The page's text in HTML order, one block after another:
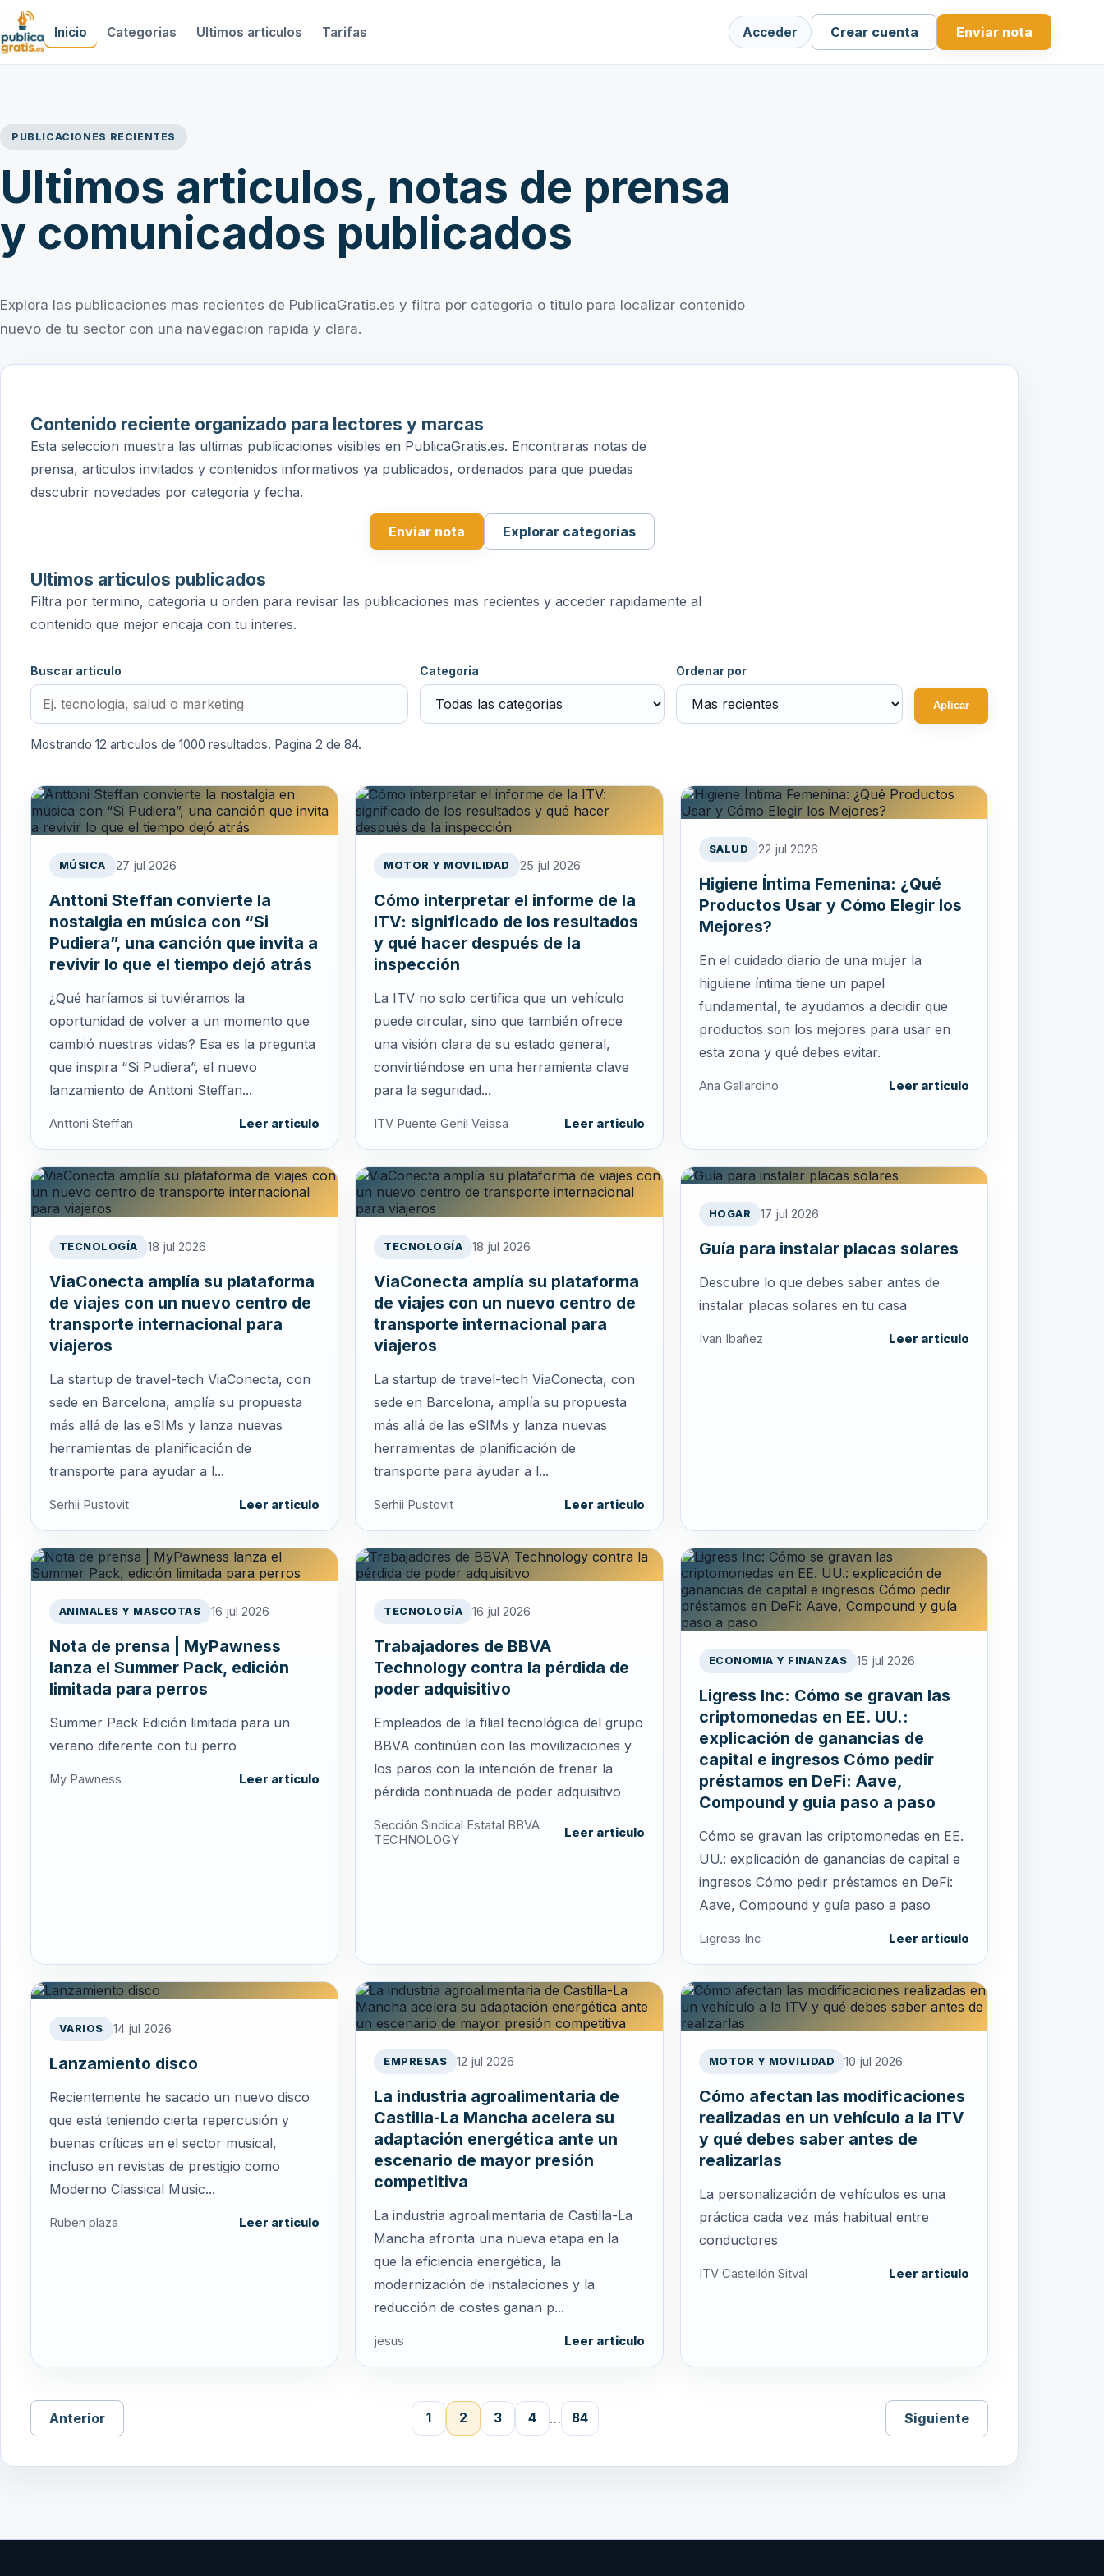
Inicio Categorias Ultimos articulos Tarifas Acceder Crear cuenta Enviar nota
PUBLICACIONES RECIENTES
Ultimos articulos, notas de prensa
y comunicados publicados
Explora las publicaciones mas recientes de PublicaGratis.es y filtra por categoria o titulo para localizar contenido
nuevo de tu sector con una navegacion rapida y clara.
Contenido reciente organizado para lectores y marcas
Esta seleccion muestra las ultimas publicaciones visibles en PublicaGratis.es. Encontraras notas de
prensa, articulos invitados y contenidos informativos ya publicados, ordenados para que puedas
descubrir novedades por categoria y fecha.
Enviar nota Explorar categorias
Ultimos articulos publicados
Filtra por termino, categoria u orden para revisar las publicaciones mas recientes y acceder rapidamente al
contenido que mejor encaja con tu interes.
Buscar articulo Categoria Ordenar por
Aplicar
Mostrando 12 articulos de 1000 resultados. Pagina 2 de 84.
MÚSICA 27 jul 2026
Anttoni Steffan convierte la
nostalgia en música con “Si
Pudiera”, una canción que invita a
revivir lo que el tiempo dejó atrás
¿Qué haríamos si tuviéramos la
oportunidad de volver a un momento que
cambió nuestras vidas? Esa es la pregunta
que inspira “Si Pudiera”, el nuevo
lanzamiento de Anttoni Steffan...
Anttoni Steffan Leer articulo
MOTOR Y MOVILIDAD 25 jul 2026
Cómo interpretar el informe de la
ITV: significado de los resultados
y qué hacer después de la
inspección
La ITV no solo certifica que un vehículo
puede circular, sino que también ofrece
una visión clara de su estado general,
convirtiéndose en una herramienta clave
para la seguridad...
ITV Puente Genil Veiasa Leer articulo
SALUD 22 jul 2026
Higiene Íntima Femenina: ¿Qué
Productos Usar y Cómo Elegir los
Mejores?
En el cuidado diario de una mujer la
higuiene íntima tiene un papel
fundamental, te ayudamos a decidir que
productos son los mejores para usar en
esta zona y qué debes evitar.
Ana Gallardino Leer articulo
TECNOLOGÍA 18 jul 2026
ViaConecta amplía su plataforma
de viajes con un nuevo centro de
transporte internacional para
viajeros
La startup de travel-tech ViaConecta, con
sede en Barcelona, amplía su propuesta
más allá de las eSIMs y lanza nuevas
herramientas de planificación de
transporte para ayudar a l...
Serhii Pustovit Leer articulo
TECNOLOGÍA 18 jul 2026
ViaConecta amplía su plataforma
de viajes con un nuevo centro de
transporte internacional para
viajeros
La startup de travel-tech ViaConecta, con
sede en Barcelona, amplía su propuesta
más allá de las eSIMs y lanza nuevas
herramientas de planificación de
transporte para ayudar a l...
Serhii Pustovit Leer articulo
HOGAR 17 jul 2026
Guía para instalar placas solares
Descubre lo que debes saber antes de
instalar placas solares en tu casa
Ivan Ibañez Leer articulo
ANIMALES Y MASCOTAS 16 jul 2026
Nota de prensa | MyPawness
lanza el Summer Pack, edición
limitada para perros
Summer Pack Edición limitada para un
verano diferente con tu perro
My Pawness Leer articulo
TECNOLOGÍA 16 jul 2026
Trabajadores de BBVA
Technology contra la pérdida de
poder adquisitivo
Empleados de la filial tecnológica del grupo
BBVA continúan con las movilizaciones y
los paros con la intención de frenar la
pérdida continuada de poder adquisitivo
Sección Sindical Estatal BBVA
TECHNOLOGY
Leer articulo
ECONOMIA Y FINANZAS 15 jul 2026
Ligress Inc: Cómo se gravan las
criptomonedas en EE. UU.:
explicación de ganancias de
capital e ingresos Cómo pedir
préstamos en DeFi: Aave,
Compound y guía paso a paso
Cómo se gravan las criptomonedas en EE.
UU.: explicación de ganancias de capital e
ingresos Cómo pedir préstamos en DeFi:
Aave, Compound y guía paso a paso
Ligress Inc Leer articulo
VARIOS 14 jul 2026
Lanzamiento disco
Recientemente he sacado un nuevo disco
que está teniendo cierta repercusión y
buenas críticas en el sector musical,
incluso en revistas de prestigio como
Moderno Classical Music...
Ruben plaza Leer articulo
EMPRESAS 12 jul 2026
La industria agroalimentaria de
Castilla-La Mancha acelera su
adaptación energética ante un
escenario de mayor presión
competitiva
La industria agroalimentaria de Castilla-La
Mancha afronta una nueva etapa en la
que la eficiencia energética, la
modernización de instalaciones y la
reducción de costes ganan p...
jesus Leer articulo
MOTOR Y MOVILIDAD 10 jul 2026
Cómo afectan las modificaciones
realizadas en un vehículo a la ITV
y qué debes saber antes de
realizarlas
La personalización de vehículos es una
práctica cada vez más habitual entre
conductores
ITV Castellón Sitval Leer articulo
Anterior 1 2 3 4 … 84 Siguiente